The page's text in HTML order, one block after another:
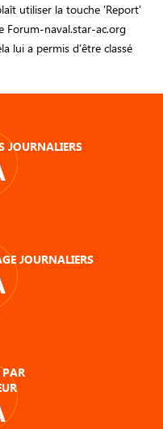
utiliser la touche 'Report'
Forum-naval.star-ac.org
lui a permis d’être classé
JOURNALIERS
JOURNALIERS
PAR